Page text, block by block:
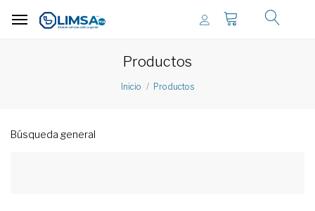
Productos
Inicio Productos
Búsqueda general